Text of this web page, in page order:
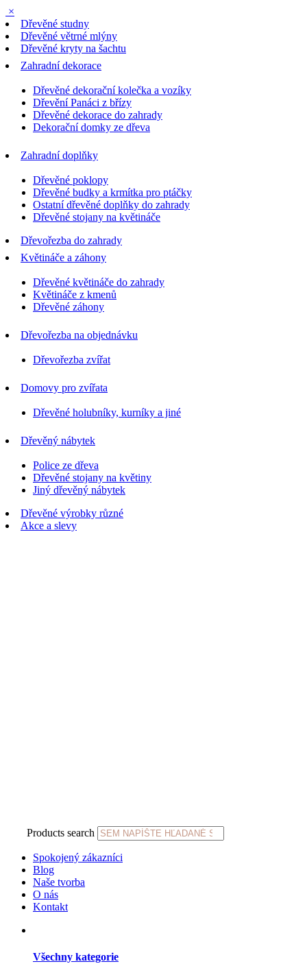
×
Dřevěné studny
Dřevěné větrné mlýny
Dřevěné kryty na šachtu
Zahradní dekorace
Dřevěné dekorační kolečka a vozíky
Dřevění Panáci z břízy
Dřevěné dekorace do zahrady
Dekorační domky ze dřeva
Zahradní doplňky
Dřevěné poklopy
Dřevěné budky a krmítka pro ptáčky
Ostatní dřevěné doplňky do zahrady
Dřevěné stojany na květináče
Dřevořezba do zahrady
Květináče a záhony
Dřevěné květináče do zahrady
Květináče z kmenů
Dřevěné záhony
Dřevořezba na objednávku
Dřevořezba zvířat
Domovy pro zvířata
Dřevěné holubníky, kurníky a jiné
Dřevěný nábytek
Police ze dřeva
Dřevěné stojany na květiny
Jiný dřevěný nábytek
Dřevěné výrobky různé
Akce a slevy
Products search
Spokojený zákazníci
Blog
Naše tvorba
O nás
Kontakt
Všechny kategorie